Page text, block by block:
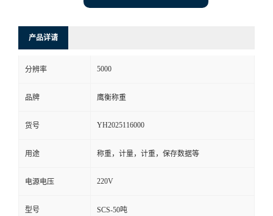
产品详请
分辨率 5000
品牌 鹰衡称重
货号 YH2025116000
用途 称重，计量，计重，保存数据等
电源电压 220V
型号 SCS-50吨